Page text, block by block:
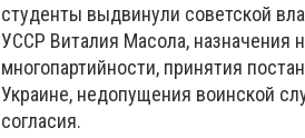
студенты выдвинули советской
УССР Виталия Масола, назначения
многопартийности, принятия
Украине, недопущения воинской
согласия.